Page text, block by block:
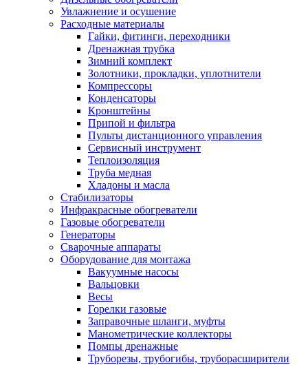
Увлажнение и осушение
Расходные материалы
Гайки, фитинги, переходники
Дренажная трубка
Зимний комплект
Золотники, прокладки, уплотнители
Компрессоры
Конденсаторы
Кронштейны
Припой и фильтра
Пульты дистанционного управления
Сервисный инструмент
Теплоизоляция
Труба медная
Хладоны и масла
Стабилизаторы
Инфракрасные обогреватели
Газовые обогреватели
Генераторы
Сварочные аппараты
Оборудование для монтажа
Вакуумные насосы
Вальцовки
Весы
Горелки газовые
Заправочные шланги, муфты
Манометрические коллекторы
Помпы дренажные
Труборезы, трубогибы, труборасширители